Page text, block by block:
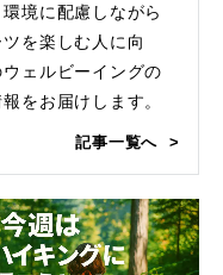
境に配慮しながら
を楽しむ人に向
ェルビーイングの
をお届けします。
記事一覧へ